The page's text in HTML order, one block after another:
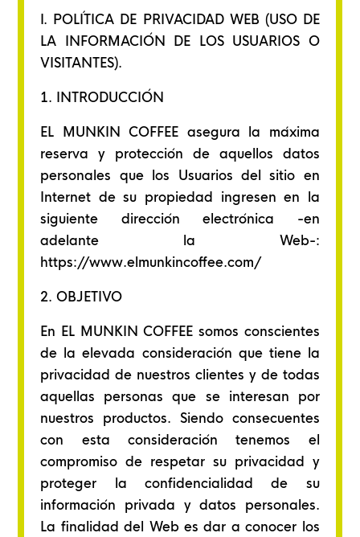
I. POLÍTICA DE PRIVACIDAD WEB (USO DE
LA INFORMACIÓN DE LOS USUARIOS O
VISITANTES).
1. INTRODUCCIÓN
EL MUNKIN COFFEE asegura la máxima
reserva y protección de aquellos datos
personales que los Usuarios del sitio en
Internet de su propiedad ingresen en la
siguiente dirección electrónica -en
adelante la Web-:
https://www.elmunkincoffee.com/
2. OBJETIVO
En EL MUNKIN COFFEE somos conscientes
de la elevada consideración que tiene la
privacidad de nuestros clientes y de todas
aquellas personas que se interesan por
nuestros productos. Siendo consecuentes
con esta consideración tenemos el
compromiso de respetar su privacidad y
proteger la confidencialidad de su
información privada y datos personales.
La finalidad del Web es dar a conocer los